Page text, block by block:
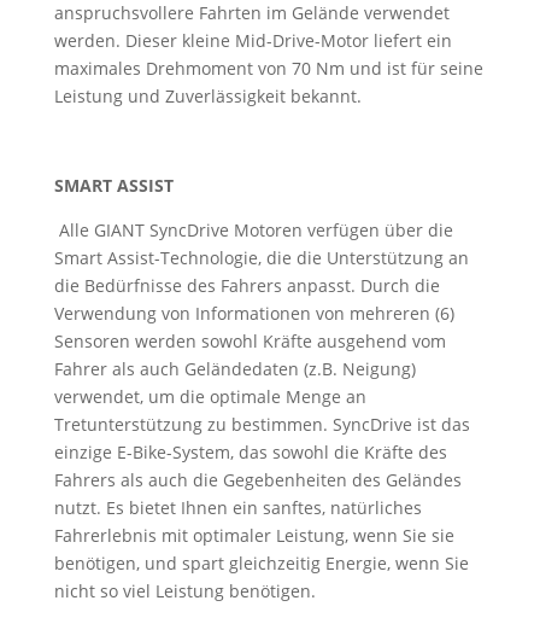
anspruchsvollere Fahrten im Gelände verwendet
werden. Dieser kleine Mid-Drive-Motor liefert ein
maximales Drehmoment von 70 Nm und ist für seine
Leistung und Zuverlässigkeit bekannt.
SMART ASSIST
Alle GIANT SyncDrive Motoren verfügen über die
Smart Assist-Technologie, die die Unterstützung an
die Bedürfnisse des Fahrers anpasst. Durch die
Verwendung von Informationen von mehreren (6)
Sensoren werden sowohl Kräfte ausgehend vom
Fahrer als auch Geländedaten (z.B. Neigung)
verwendet, um die optimale Menge an
Tretunterstützung zu bestimmen. SyncDrive ist das
einzige E-Bike-System, das sowohl die Kräfte des
Fahrers als auch die Gegebenheiten des Geländes
nutzt. Es bietet Ihnen ein sanftes, natürliches
Fahrerlebnis mit optimaler Leistung, wenn Sie sie
benötigen, und spart gleichzeitig Energie, wenn Sie
nicht so viel Leistung benötigen.